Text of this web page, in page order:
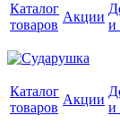
Каталог
товаров
Акции
и
Каталог
товаров
Акции
и